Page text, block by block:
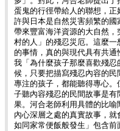
蛋鬼的行徑帶給人的聯想，
許與日本是自然災害頻繁的國
帶來豐富海洋資源的大自然
村的人」的殘忍災厄。這麼
的事情，真的與現代具有共
我「為什麼孩子那麼喜歡殘
候，只要把描寫殘忍內容的
專注的孩子，都能聽得專心
子聽內容殘忍的民間故事是
果。河合老師利用具體的比
內心深層之處的真實故事，
如同家常便飯般發生」包含